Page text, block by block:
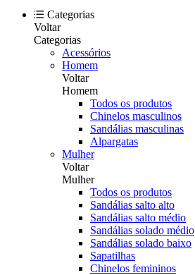
Categorias
Voltar
Categorias
Acessórios
Homem
Voltar
Homem
Todos os produtos
Chinelos masculinos
Sandálias masculinas
Alpargatas
Mulher
Voltar
Mulher
Todos os produtos
Sandálias salto alto
Sandálias salto médio
Sandálias solado médio
Sandálias solado baixo
Sapatilhas
Chinelos femininos